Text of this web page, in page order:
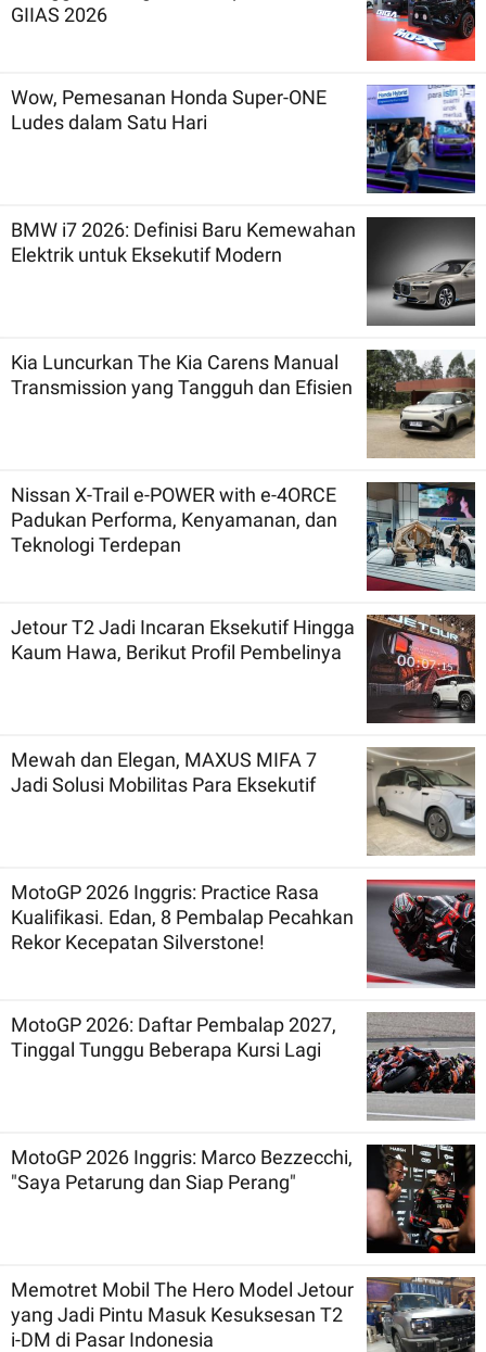
GIIAS 2026
Wow, Pemesanan Honda Super-ONE
Ludes dalam Satu Hari
BMW i7 2026: Definisi Baru Kemewahan
Elektrik untuk Eksekutif Modern
Kia Luncurkan The Kia Carens Manual
Transmission yang Tangguh dan Efisien
Nissan X-Trail e-POWER with e-4ORCE
Padukan Performa, Kenyamanan, dan
Teknologi Terdepan
Jetour T2 Jadi Incaran Eksekutif Hingga
Kaum Hawa, Berikut Profil Pembelinya
Mewah dan Elegan, MAXUS MIFA 7
Jadi Solusi Mobilitas Para Eksekutif
MotoGP 2026 Inggris: Practice Rasa
Kualifikasi. Edan, 8 Pembalap Pecahkan
Rekor Kecepatan Silverstone!
MotoGP 2026: Daftar Pembalap 2027,
Tinggal Tunggu Beberapa Kursi Lagi
MotoGP 2026 Inggris: Marco Bezzecchi,
"Saya Petarung dan Siap Perang"
Memotret Mobil The Hero Model Jetour
yang Jadi Pintu Masuk Kesuksesan T2
i-DM di Pasar Indonesia